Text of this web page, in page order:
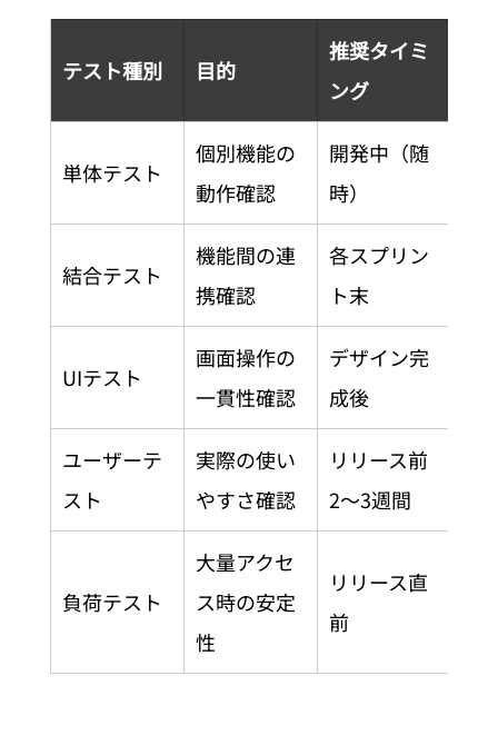
テスト種別 目的
推奨タイミ
ング
単体テスト
個別機能の
動作確認
開発中（随
時）
結合テスト
機能間の連
携確認
各スプリン
ト末
UIテスト
画面操作の
一貫性確認
デザイン完
成後
ユーザーテ
スト
実際の使い
やすさ確認
リリース前
2〜3週間
負荷テスト
大量アクセ
ス時の安定
性
リリース直
前